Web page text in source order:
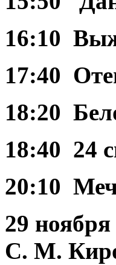
16:10
17:40
18:20
18:40 24
20:10
29 ноября
С. М.